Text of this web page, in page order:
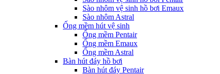
Sào nhôm vệ sinh hồ bơi Emaux
Sào nhôm Astral
Ống mềm hút vệ sinh
Ống mềm Pentair
Ống mềm Emaux
Ống mềm Astral
Bàn hút đáy hồ bơi
Bàn hút đáy Pentair